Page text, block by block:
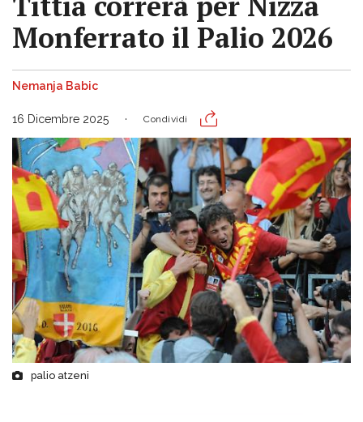
Monferrato il Palio 2026
Nemanja Babic
16 Dicembre 2025 Condividi
palio atzeni